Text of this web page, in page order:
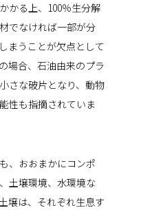
かる上、100％生分解
でなければ一部が分
まうことが欠点として
場合、石油由来のプラ
さな破片となり、動物
性も指摘されていま
、おおまかにコンポ
土壌環境、水環境な
壌は、それぞれ生息す